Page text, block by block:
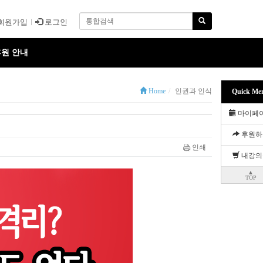
원가입 로그인
안내
Home 인권과 인식
인쇄
Quick
마이페
후원하
내강
▲
TOP